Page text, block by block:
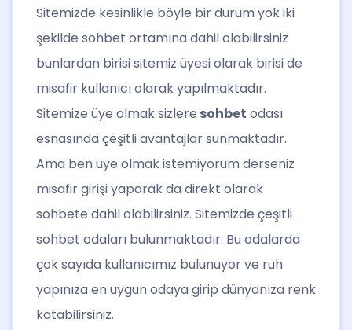
Sitemizde kesinlikle böyle bir durum yok iki
şekilde sohbet ortamına dahil olabilirsiniz
bunlardan birisi sitemiz üyesi olarak birisi de
misafir kullanıcı olarak yapılmaktadır.
Sitemize üye olmak sizlere sohbet odası
esnasında çeşitli avantajlar sunmaktadır.
Ama ben üye olmak istemiyorum derseniz
misafir girişi yaparak da direkt olarak
sohbete dahil olabilirsiniz. Sitemizde çeşitli
sohbet odaları bulunmaktadır. Bu odalarda
çok sayıda kullanıcımız bulunuyor ve ruh
yapınıza en uygun odaya girip dünyanıza renk
katabilirsiniz.